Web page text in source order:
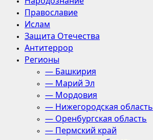
Православие
Ислам
Защита Отечества
Антитеррор
Регионы
— Башкирия
— Марий Эл
— Мордовия
— Нижегородская область
— Оренбургская область
— Пермский край